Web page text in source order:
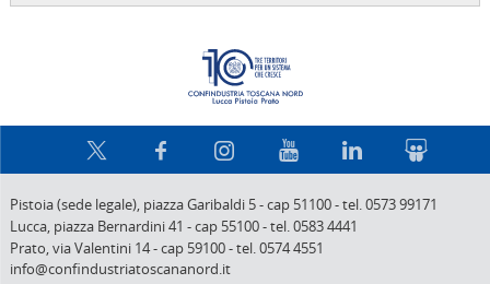
Pistoia (sede legale), piazza Garibaldi 5-cap 51100-tel. 0573 99171
Lucca, piazza Bernardini 41 -cap 55100-tel. 0583 4441
Prato,via Valentini 14-cap 59100-tel. 0574 4551
info@confindustriatoscananord.it